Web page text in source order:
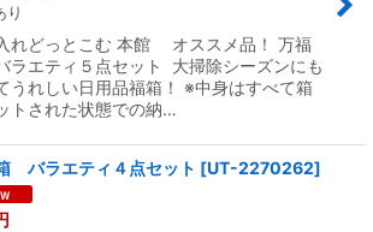
り
れどっとこむ 本館 オススメ品！ 万福
エティ５点セット 大掃除シーズンにも
うれしい日用品福箱！ ※中身はすべて箱
トされた状態での納…
バラエティ４点セット [UT-2270262]